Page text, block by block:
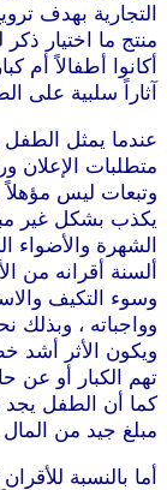
التجارية بهدف
منتج ما اختيار
أكانوا أطفالاً أم
آثاراً سلبية على
عندما يمثل الطفل
متطلبات الإعلان
وتبعات ليس
يكذب بشكل غير
الشهرة والأضواء
ألسنة أقرانه من
وسوء التكيف
وواجباته ، وبذلك
ويكون الأثر أشد
تهم الكبار أو عن
كما أن الطفل يجد
مبلغ جيد من
أما بالنسبة